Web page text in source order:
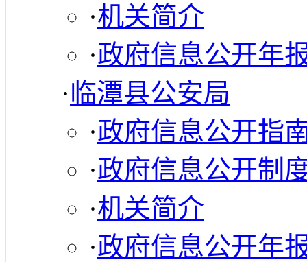
·机关简介
·政府信息公开年
·临潭县公安局
·政府信息公开指
·政府信息公开制
·机关简介
·政府信息公开年